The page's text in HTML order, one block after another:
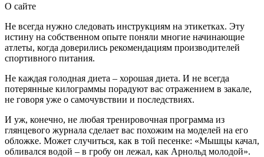
О сайте
Не всегда нужно следовать инструкциям на этикетках. Эту
истину на собственном опыте поняли многие начинающие
атлеты, когда доверились рекомендациям производителей
спортивного питания.
Не каждая голодная диета – хорошая диета. И не всегда
потерянные килограммы порадуют вас отражением в закале,
не говоря уже о самочувствии и последствиях.
И уж, конечно, не любая тренировочная программа из
глянцевого журнала сделает вас похожим на моделей на его
обложке. Может случиться, как в той песенке: «Мышцы качал,
обливался водой – в гробу он лежал, как Арнольд молодой».